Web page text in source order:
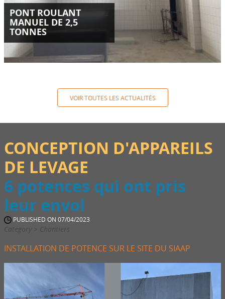
PONT ROULANT
MANUEL DE 2,5
TONNES
VOIR TOUTES LES ACTUALITÉS
CONCEPTION D'APPAREILS
DE LEVAGE
6 potences qui ont pris
leur envol
PUBLISHED ON 07/04/2023
Category > Chantiers
INSTALLATION DE POTENCE SUR LE SITE DU SIAAP